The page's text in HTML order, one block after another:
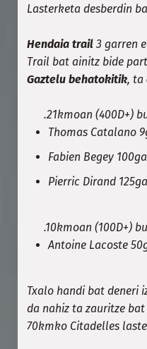
Lasterketa desberdin
Hendaia trail3 garren
Trail bat ainitz bide
Gaztelu behatokitik, ta
.21kmoan (400D+)
Thomas Catalano
Fabien Begey
Pierric Dirand
.10kmoan (100D+)
Antoine Lacoste
Txalo handi bat deneri
da nahiz ta zauritze
70kmko Citadelles